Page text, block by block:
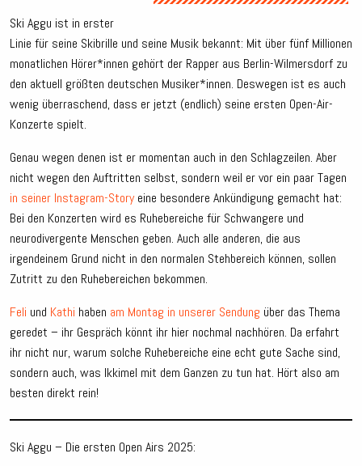
Ski Aggu ist in erster
Linie für seine Skibrille und seine Musik bekannt: Mit über fünf Millionen
monatlichen Hörer*innen gehört der Rapper aus Berlin-Wilmersdorf zu
den aktuell größten deutschen Musiker*innen. Deswegen ist es auch
wenig überraschend, dass er jetzt (endlich) seine ersten Open-Air-
Konzerte spielt.
Genau wegen denen ist er momentan auch in den Schlagzeilen. Aber
nicht wegen den Auftritten selbst, sondern weil er vor ein paar Tagen
in seiner Instagram-Storyeine besondere Ankündigung gemacht hat:
Bei den Konzerten wird es Ruhebereiche für Schwangere und
neurodivergente Menschen geben. Auch alle anderen, die aus
irgendeinem Grund nicht in den normalen Stehbereich können, sollen
Zutritt zu den Ruhebereichen bekommen.
Feli und Kathi haben am Montag in unserer Sendung über das Thema
geredet – ihr Gespräch könnt ihr hier nochmal nachhören. Da erfahrt
ihr nicht nur, warum solche Ruhebereiche eine echt gute Sache sind,
sondern auch, was Ikkimel mit dem Ganzen zu tun hat. Hört also am
besten direkt rein!
Ski Aggu – Die ersten Open Airs 2025: